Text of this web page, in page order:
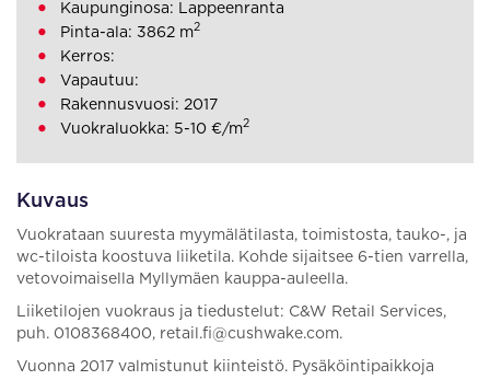
Kuvaus
Vuokrataan suuresta myymälätilasta, toimistosta, tauko-, ja
wc-tiloista koostuva liiketila. Kohde sijaitsee 6-tien varrella,
vetovoimaisella Myllymäen kauppa-auleella.
Liiketilojen vuokraus ja tiedustelut: C&W Retail Services,
puh. 0108368400, retail.fi@cushwake.com.
Vuonna 2017 valmistunut kiinteistö. Pysäköintipaikkoja
Kaupunginosa: Lappeenranta
Pinta-ala: 3862 m2
Kerros:
Vapautuu:
Rakennusvuosi: 2017
Vuokraluokka: 5-10 €/m2